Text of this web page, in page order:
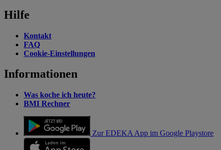
Hilfe
Kontakt
FAQ
Cookie-Einstellungen
Informationen
Was koche ich heute?
BMI Rechner
Zur EDEKA App im Google Playstore